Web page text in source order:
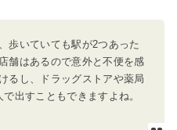
歩いていても駅が2つあった
舗はあるので意外と不便を感
るし、ドラッグストアや薬局
で出すこともできますよね。